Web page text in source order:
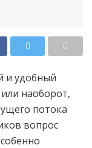
и удобный
наоборот,
потока
вопрос